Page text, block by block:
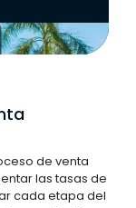
de venta
las tasas de
cada etapa del